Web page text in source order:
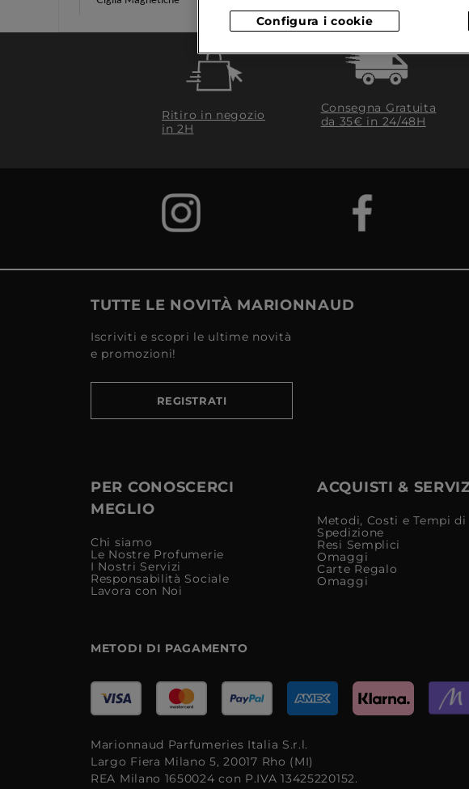
Ritiro in negozio
in 2H
Consegna Gratuita
da 35€​ in 24/48H
TUTTE LE NOVITÀ MARIONNAUD
Iscriviti e scopri le ultime novità
e promozioni!
REGISTRATI
PER CONOSCERCI
MEGLIO
Chi siamo
Le Nostre Profumerie
I Nostri Servizi
Responsabilità Sociale
Lavora con Noi
ACQUISTI &
Metodi, Costi e Tempi di
Spedizione
Resi Semplici
Omaggi
Carte Regalo
Omaggi
METODI DI PAGAMENTO
Marionnaud Parfumeries Italia S.r.l.
Largo Fiera Milano 5, 20017 Rho (MI)
REA Milano 1650024 con P.IVA 13425220152.
Configura i cookie